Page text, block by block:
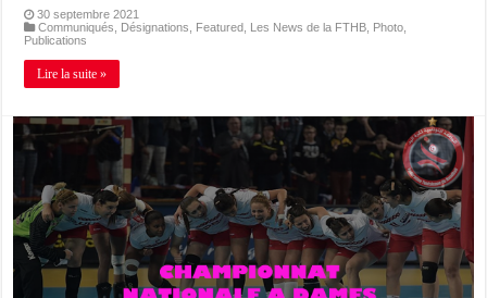
30 septembre 2021
Communiqués
Désignations Featured Les News de la FTHB Photo
Publications
Lire la suite »